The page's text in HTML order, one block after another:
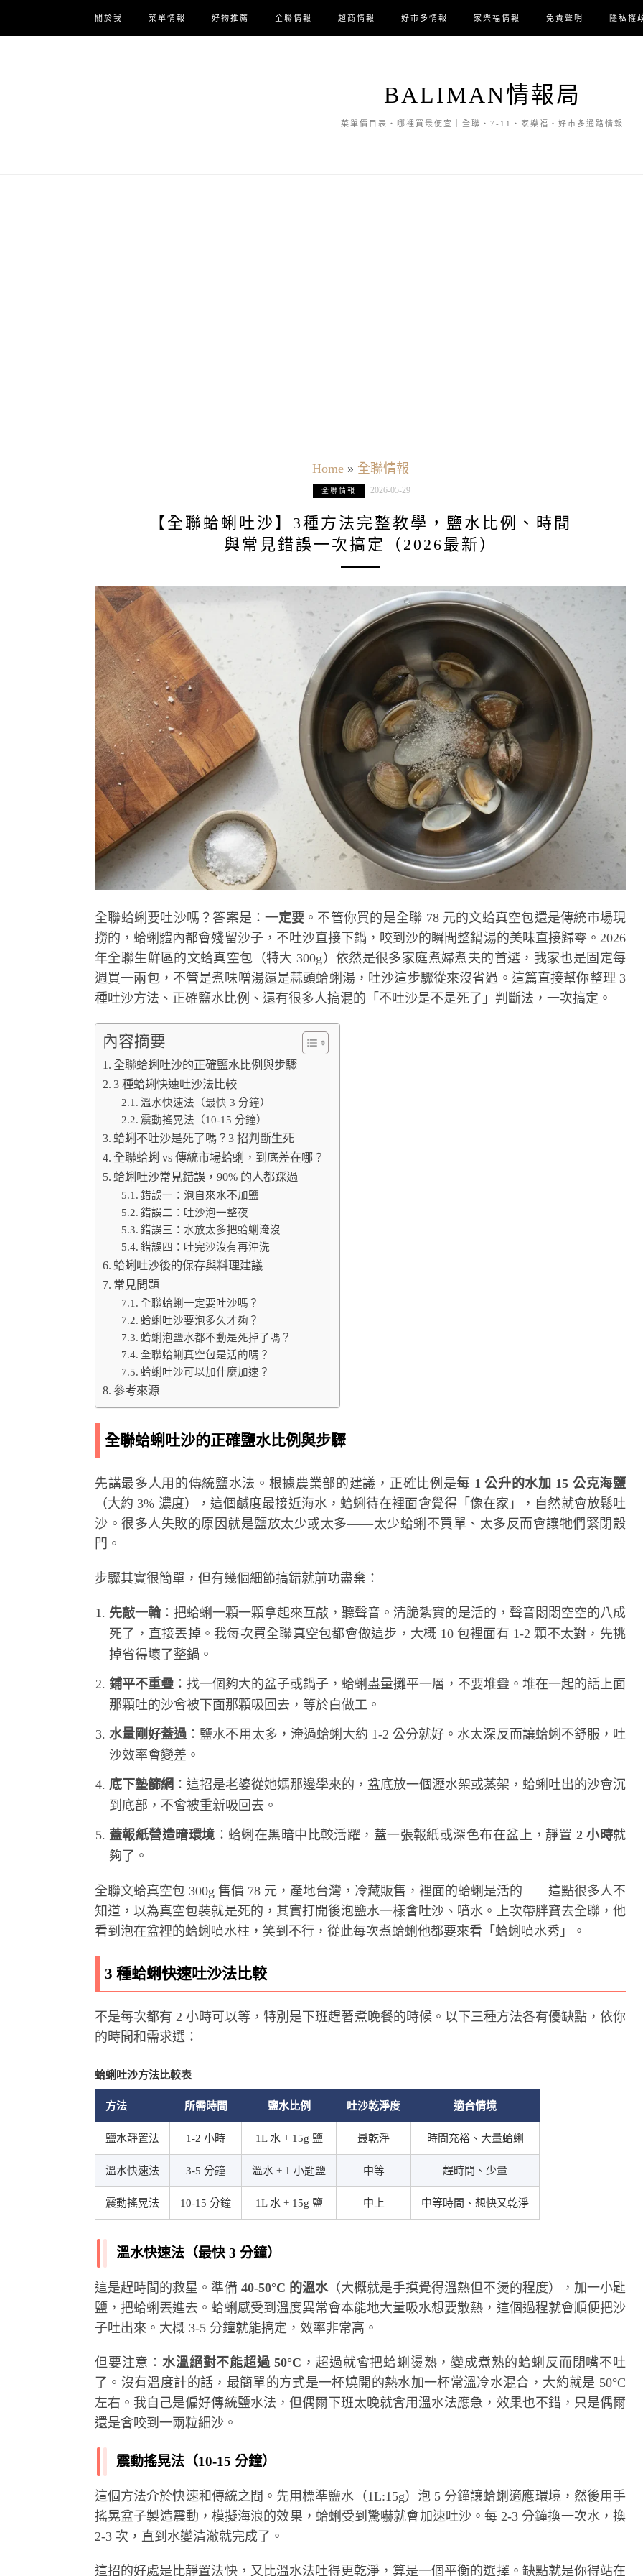
關於我 菜單情報 好物推薦 全聯情報 超商情報 好市多情報 家樂福情報 免責聲明 隱私權
BALIMAN情報局
菜單價目表・哪裡買最便宜｜全聯・7-11・家樂福・好市多通路情報
Home» 全聯情報
全聯情報 2026-05-29
【全聯蛤蜊吐沙】3種方法完整教學，鹽水比例、時間
與常見錯誤一次搞定（2026最新）
全聯蛤蜊要吐沙嗎？答案是：一定要 。不管你買的是全聯 78 元的文蛤真空包還是傳統市場現
撈的，蛤蜊體內都會殘留沙子，不吐沙直接下鍋，咬到沙的瞬間整鍋湯的美味直接歸零。2026
年全聯生鮮區的文蛤真空包（特大 300g）依然是很多家庭煮婦煮夫的首選，我家也是固定每
週買一兩包，不管是煮味噌湯還是蒜頭蛤蜊湯，吐沙這步驟從來沒省過。這篇直接幫你整理 3
種吐沙方法、正確鹽水比例、還有很多人搞混的「不吐沙是不是死了」判斷法，一次搞定。
內容摘要
全聯蛤蜊吐沙的正確鹽水比例與步驟
3 種蛤蜊快速吐沙法比較
溫水快速法（最快 3 分鐘）
震動搖晃法（10-15 分鐘）
蛤蜊不吐沙是死了嗎？3 招判斷生死
全聯蛤蜊 vs 傳統市場蛤蜊，到底差在哪？
蛤蜊吐沙常見錯誤，90% 的人都踩過
錯誤一：泡自來水不加鹽
錯誤二：吐沙泡一整夜
錯誤三：水放太多把蛤蜊淹沒
錯誤四：吐完沙沒有再沖洗
蛤蜊吐沙後的保存與料理建議
常見問題
全聯蛤蜊一定要吐沙嗎？
蛤蜊吐沙要泡多久才夠？
蛤蜊泡鹽水都不動是死掉了嗎？
全聯蛤蜊真空包是活的嗎？
蛤蜊吐沙可以加什麼加速？
參考來源
全聯蛤蜊吐沙的正確鹽水比例與步驟
先講最多人用的傳統鹽水法。根據農業部的建議，正確比例是每 1 公升的水加 15 公克海鹽
（大約 3% 濃度），這個鹹度最接近海水，蛤蜊待在裡面會覺得「像在家」，自然就會放鬆吐
沙。很多人失敗的原因就是鹽放太少或太多——太少蛤蜊不買單、太多反而會讓牠們緊閉殼
門。
步驟其實很簡單，但有幾個細節搞錯就前功盡棄：
先敲一輪：把蛤蜊一顆一顆拿起來互敲，聽聲音。清脆紮實的是活的，聲音悶悶空空的八成
死了，直接丟掉。我每次買全聯真空包都會做這步，大概 10 包裡面有 1-2 顆不太對，先挑
掉省得壞了整鍋。
鋪平不重疊 ：找一個夠大的盆子或鍋子，蛤蜊盡量攤平一層，不要堆疊。堆在一起的話上面
那顆吐的沙會被下面那顆吸回去，等於白做工。
水量剛好蓋過 ：鹽水不用太多，淹過蛤蜊大約 1-2 公分就好。水太深反而讓蛤蜊不舒服，吐
沙效率會變差。
底下墊篩網 ：這招是老婆從她媽那邊學來的，盆底放一個瀝水架或蒸架，蛤蜊吐出的沙會沉
到底部，不會被重新吸回去。
蓋報紙營造暗環境 ：蛤蜊在黑暗中比較活躍，蓋一張報紙或深色布在盆上，靜置 2 小時就
夠了。
全聯文蛤真空包 300g 售價 78 元，產地台灣，冷藏販售，裡面的蛤蜊是活的——這點很多人不
知道，以為真空包裝就是死的，其實打開後泡鹽水一樣會吐沙、噴水。上次帶胖寶去全聯，他
看到泡在盆裡的蛤蜊噴水柱，笑到不行，從此每次煮蛤蜊他都要來看「蛤蜊噴水秀」。
3 種蛤蜊快速吐沙法比較
不是每次都有 2 小時可以等，特別是下班趕著煮晚餐的時候。以下三種方法各有優缺點，依你
的時間和需求選：
蛤蜊吐沙方法比較表
方法 所需時間 鹽水比例 吐沙乾淨度 適合情境
鹽水靜置法 1-2 小時 1L 水 + 15g 鹽 最乾淨 時間充裕、大量蛤蜊
溫水快速法 3-5 分鐘 溫水 + 1 小匙鹽 中等 趕時間、少量
震動搖晃法 10-15 分鐘 1L 水 + 15g 鹽 中上 中等時間、想快又乾淨
溫水快速法（最快 3 分鐘）
這是趕時間的救星。準備 40-50°C 的溫水（大概就是手摸覺得溫熱但不燙的程度），加一小匙
鹽，把蛤蜊丟進去。蛤蜊感受到溫度異常會本能地大量吸水想要散熱，這個過程就會順便把沙
子吐出來。大概 3-5 分鐘就能搞定，效率非常高。
但要注意：水溫絕對不能超過 50°C ，超過就會把蛤蜊燙熟，變成煮熟的蛤蜊反而閉嘴不吐
了。沒有溫度計的話，最簡單的方式是一杯燒開的熱水加一杯常溫冷水混合，大約就是 50°C
左右。我自己是偏好傳統鹽水法，但偶爾下班太晚就會用溫水法應急，效果也不錯，只是偶爾
還是會咬到一兩粒細沙。
震動搖晃法（10-15 分鐘）
這個方法介於快速和傳統之間。先用標準鹽水（1L:15g）泡 5 分鐘讓蛤蜊適應環境，然後用手
搖晃盆子製造震動，模擬海浪的效果，蛤蜊受到驚嚇就會加速吐沙。每 2-3 分鐘換一次水，換
2-3 次，直到水變清澈就完成了。
這招的好處是比靜置法快，又比溫水法吐得更乾淨，算是一個平衡的選擇。缺點就是你得站在